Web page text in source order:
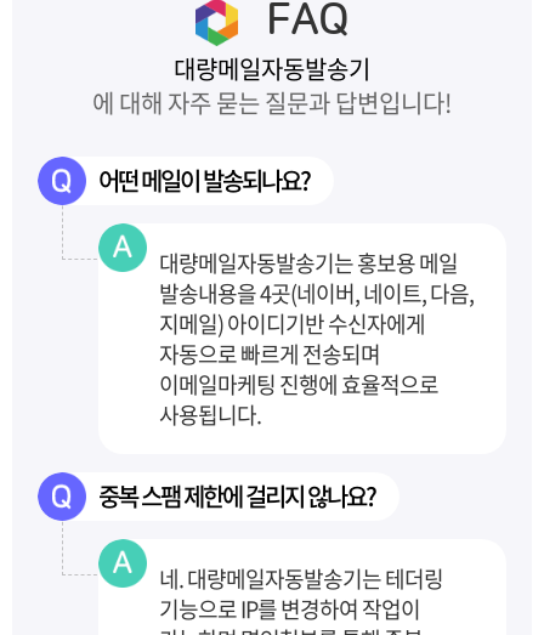
FAQ
대량메일자동발송기
에 대해 자주 묻는 질문과 답변입니다!
어떤 메일이 발송되나요?
대량메일자동발송기는 홍보용 메일
발송내용을 4곳(네이버, 네이트, 다음,
지메일) 아이디기반수신자에게
자동으로 빠르게 전송되며
이메일마케팅 진행에 효율적으로
사용됩니다.
중복 스팸 제한에 걸리지 않나요?
네. 대량메일자동발송기는 테더링
기능으로 IP를 변경하여 작업이